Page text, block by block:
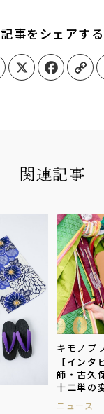
記事をシェアする
X Facebook Copy Link
関連記事
キモノプ
【インタ
師・古久
十二単の
ニュース